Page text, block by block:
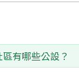
區有哪些公設？